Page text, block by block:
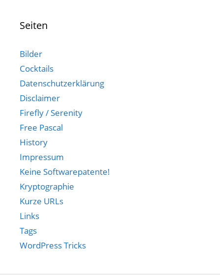
Seiten
Bilder
Cocktails
Datenschutzerklärung
Disclaimer
Firefly / Serenity
Free Pascal
History
Impressum
Keine Softwarepatente!
Kryptographie
Kurze URLs
Links
Tags
WordPress Tricks